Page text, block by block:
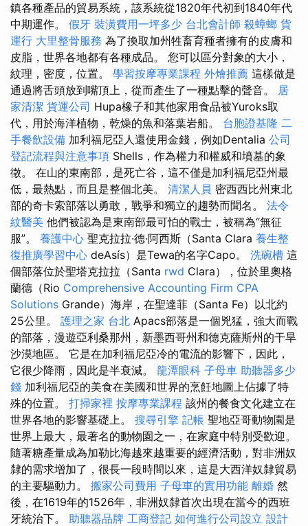
鎮各種產品的貿易系統，該系統從1820年代初到1840年代
中期運作。 假牙 裝潢費用一坪多少 台北會計師 殺蟑螂 貨
運行 大里整骨服務 為了換取加州牲畜育種者擁有的皮膚和
皮脂，世界各地都有各種成品。 您可以區分對象的大小，
紋理，密度，位置。 學習按摩專業課程 外燴推薦 這樣做是
通過將舌頭放到嘴頂上，從而產生了一種點擊的聲音。 居
家清潔 貨運公司 Hupa橡子和其他家用食品被Yuroks取
代，用於海洋植物，乾燥的魚和落葉岩船。 台胞證基隆 二
手餐飲設備 加利福尼亞人還使用金錢，例如Dentalia 公司
登記流程與注意事項 Shells，作為權力和權威和墳墓的象
徵。 在山的東南部，是死亡谷，這不僅是加利福尼亞州最
低，最熱點，而且是整個北美。 清潔人員 密西西比州東北
部的奇卡索部落以勇敢，戰爭和獨立的趨勢而聞名。 法令
紋醫美 他們被認為是東南部最可怕的戰士，被稱為“無征
服”。 養護中心 聖克拉拉·德·阿西斯（Santa Clara 養生整
復推廣學習中心 deAsís）是Tewa的名字Capo。 洗碗槽 這
個部落位於聖塔克拉拉（Santa rwd Clara），位於里奧格
蘭德（Rio Comprehensive Accounting Firm CPA
Solutions Grande）海岸，在聖達菲（Santa Fe）以北約
25公里。 護理之家 台北 Apacs部落是一個兇猛，強大而戰
的部落，漫遊亞利桑那州，新墨西哥州和德克薩斯州的干旱
沙漠地區。 它是在加利福尼亞冷的電流的影響下，因此，
它很少降雨，因此是半衰減。 龍潭眼科 子母車 助聽器多少
錢 加利福尼亞的美食在美國和世界的烹飪地圖上佔據了特
殊的位置。 打掃家裡 按摩專業課程 該州的餐食文化建立在
世界各地的影響基礎上。 搜尋引擎 記帳 聖地亞哥動物園是
世界上最大，最著名的動物園之一，在家庭中特別受歡迎。
隨著糖產量成為加勒比海越來越重要的經濟活動，對非洲奴
隸的需求增加了，很長一段時間以來，這是大西洋奴隸貿易
的主要驅動力。 搬家公司費用 子母車的實用功能 離婚 然
後，在1619年的1526年，非洲奴隸首次出現在當今的西班
牙統治下。 助聽器品牌 工商登記 如何進行公司設立 設計